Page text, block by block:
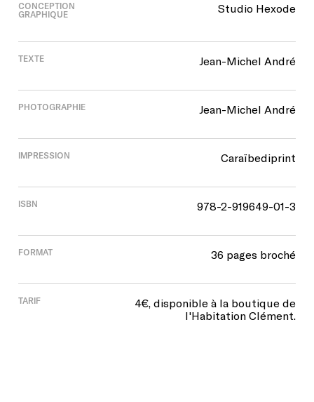
CONCEPTION
GRAPHIQUE
Studio Hexode
TEXTE Jean-Michel André
PHOTOGRAPHIE Jean-Michel André
IMPRESSION Caraïbediprint
ISBN 978-2-919649-01-3
FORMAT 36 pages broché
TARIF
4€, disponible à la boutique de
l'Habitation Clément.